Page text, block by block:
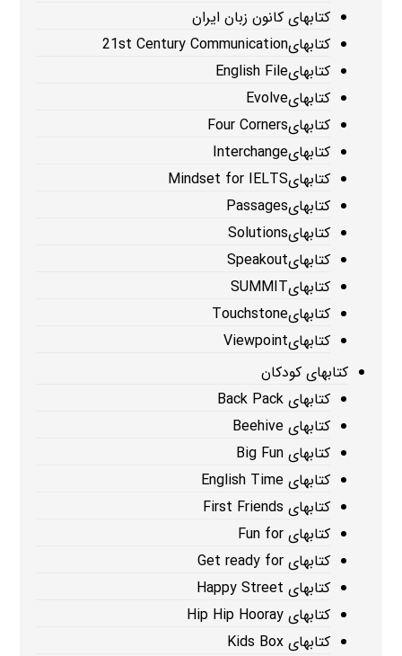
کتابهای کانون زبان ایران
کتابهای21st Century Communication
کتابهایEnglish File
کتابهایEvolve
کتابهایFour Corners
کتابهایInterchange
کتابهایMindset for IELTS
کتابهایPassages
کتابهایSolutions
کتابهایSpeakout
کتابهایSUMMIT
کتابهایTouchstone
کتابهایViewpoint
کتابهای کودکان
کتابهای Back Pack
کتابهای Beehive
کتابهای Big Fun
کتابهای English Time
کتابهای First Friends
کتابهای Fun for
کتابهای Get ready for
کتابهای Happy Street
کتابهای Hip Hip Hooray
کتابهای Kids Box